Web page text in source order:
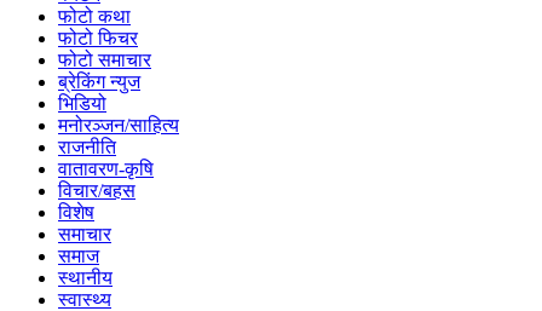
फोटो कथा
फोटो फिचर
फोटो समाचार
ब्रेकिंग न्युज
भिडियो
मनोरञ्जन/साहित्य
राजनीति
वातावरण-कृषि
विचार/बहस
विशेष
समाचार
समाज
स्थानीय
स्वास्थ्य